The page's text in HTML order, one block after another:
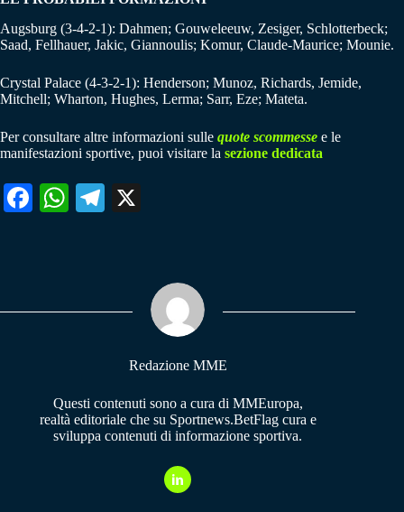
Augsburg (3-4-2-1): Dahmen; Gouweleeuw, Zesiger, Schlotterbeck;
Saad, Fellhauer, Jakic, Giannoulis; Komur, Claude-Maurice; Mounie.
Crystal Palace (4-3-2-1): Henderson; Munoz, Richards, Jemide,
Mitchell; Wharton, Hughes, Lerma; Sarr, Eze; Mateta.
Per consultare altre informazioni sulle quote scommesse e le
manifestazioni sportive, puoi visitare la sezione dedicata
Fa W
pp
Te
m
Redazione MME
Questi contenuti sono a cura di MMEuropa,
realtà editoriale che su Sportnews.BetFlag cura e
sviluppa contenuti di informazione sportiva.